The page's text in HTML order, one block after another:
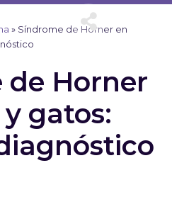
» Síndrome de Horner en
de Horner
gatos: